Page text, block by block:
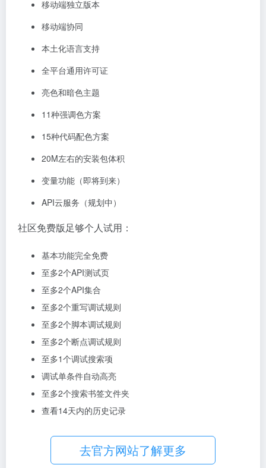
移动端独立版本
移动端协同
本土化语言支持
全平台通用许可证
亮色和暗色主题
11种强调色方案
15种代码配色方案
20M左右的安装包体积
变量功能（即将到来）
API云服务（规划中）
社区免费版足够个人试用：
基本功能完全免费
至多2个API测试页
至多2个API集合
至多2个重写调试规则
至多2个脚本调试规则
至多2个断点调试规则
至多1个调试搜索项
调试单条件自动高亮
至多2个搜索书签文件夹
查看14天内的历史记录
去官方网站了解更多